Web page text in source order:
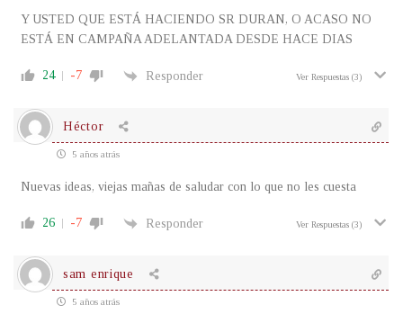
Y USTED QUE ESTÁ HACIENDO SR DURAN, O ACASO NO
ESTÁ EN CAMPAÑA ADELANTADA DESDE HACE DIAS
24 -7 Responder Ver Respuestas (3)
Héctor
5 años atrás
Nuevas ideas, viejas mañas de saludar con lo que no les cuesta
26 -7 Responder Ver Respuestas (3)
sam enrique
5 años atrás